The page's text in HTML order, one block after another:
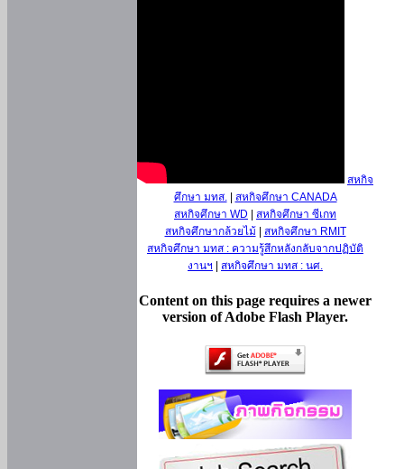
สหกิจ
ศึกษา มทส.| สหกิจศึกษา CANADA
สหกิจศึกษา WD
สหกิจศึกษา ซีเกท
สหกิจศึกษากล้วยไม้
สหกิจศึกษา RMIT
สหกิจศึกษา มทส : ความรู้สึกหลังกลับจากปฏิบัติ
งานฯ
สหกิจศึกษา มทส : นศ.
Content on this page requires a newer
version of Adobe Flash Player.